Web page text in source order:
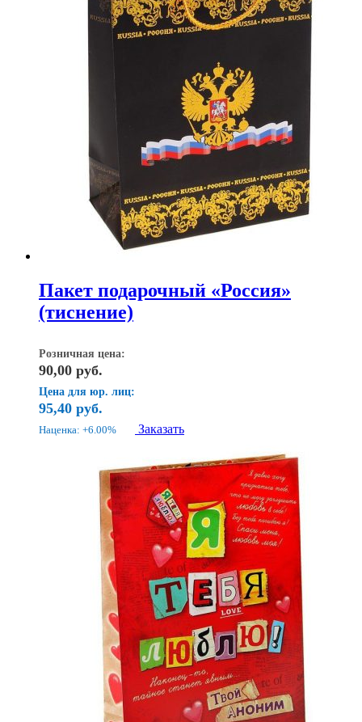
Пакет подарочный «Россия»
(тиснение)
Розничная цена:
90,00 руб.
Цена для юр. лиц:
95,40 руб.
Наценка: +6.00% Заказать